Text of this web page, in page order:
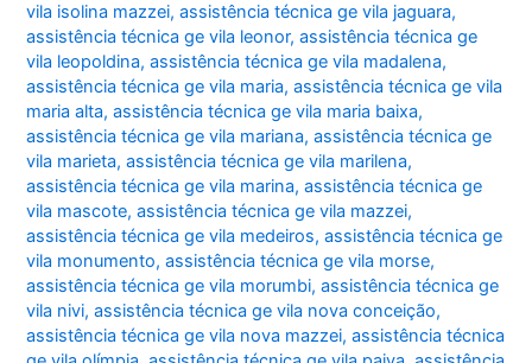
vila isolina mazzei,assistência técnica ge vila jaguara,
assistência técnica ge vila leonor,assistência técnica ge
vila leopoldina,assistência técnica ge vila madalena,
assistência técnica ge vila maria,assistência técnica ge vila
maria alta,assistência técnica ge vila maria baixa,
assistência técnica ge vila mariana,assistência técnica ge
vila marieta,assistência técnica ge vila marilena,
assistência técnica ge vila marina,assistência técnica ge
vila mascote,assistência técnica ge vila mazzei,
assistência técnica ge vila medeiros,assistência técnica ge
vila monumento,assistência técnica ge vila morse,
assistência técnica ge vila morumbi,assistência técnica ge
vila nivi,assistência técnica ge vila nova conceição,
assistência técnica ge vila nova mazzei,assistência técnica